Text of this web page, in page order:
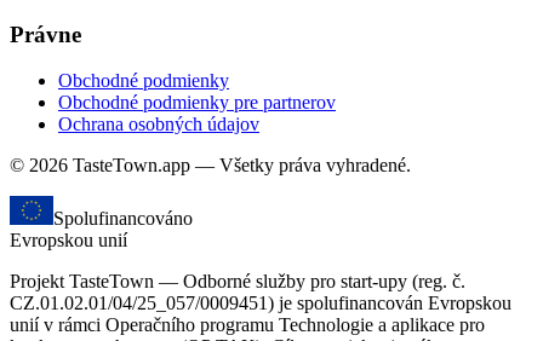
Právne
Obchodné podmienky
Obchodné podmienky pre partnerov
Ochrana osobných údajov
© 2026 TasteTown.app — Všetky práva vyhradené.
Spolufinancováno
Evropskou unií
Projekt TasteTown — Odborné služby pro start-upy (reg. č.
CZ.01.02.01/04/25_057/0009451) je spolufinancován Evropskou
unií v rámci Operačního programu Technologie a aplikace pro